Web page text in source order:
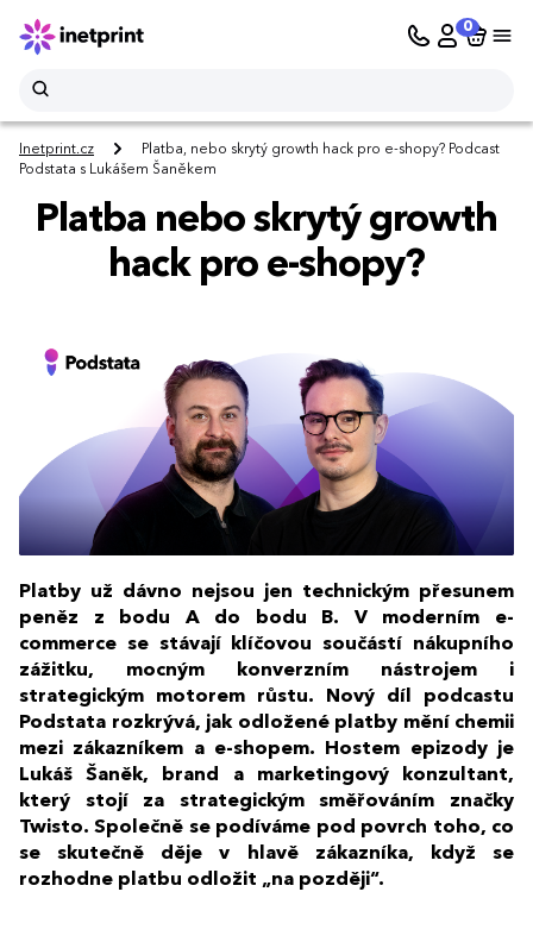
0
Inetprint.cz
Platba, nebo skrytý growth hack pro e-shopy? Podcast
Podstata s Lukášem Šaněkem
Platba nebo skrytý growth
hack pro e-shopy?
Platby už dávno nejsou jen technickým přesunem
peněz z bodu A do bodu B. V moderním e-
commerce se stávají klíčovou součástí nákupního
zážitku, mocným konverzním nástrojem i
strategickým motorem růstu. Nový díl podcastu
Podstata rozkrývá, jak odložené platby mění chemii
mezi zákazníkem a e-shopem. Hostem epizody je
Lukáš Šaněk, brand a marketingový konzultant,
který stojí za strategickým směřováním značky
Twisto. Společně se podíváme pod povrch toho, co
se skutečně děje v hlavě zákazníka, když se
rozhodne platbu odložit „na později“.